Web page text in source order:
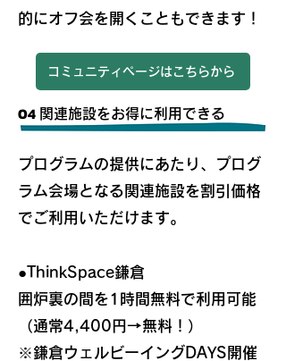
的にオフ会を開くこともできます！
コミュニティページはこちらから
04 関連施設をお得に利用できる
​プログラムの提供にあたり、プログ
ラム会場となる関連施設を割引価格
でご利用いただけます。
●ThinkSpace鎌倉
囲炉裏の間を1時間無料で利用可能
（通常4,400円→無料！）
​※鎌倉ウェルビーイングDAYS開催